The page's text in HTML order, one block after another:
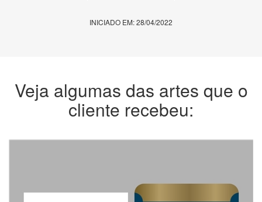
INICIADO EM: 28/04/2022
Veja algumas das artes que o
cliente recebeu: